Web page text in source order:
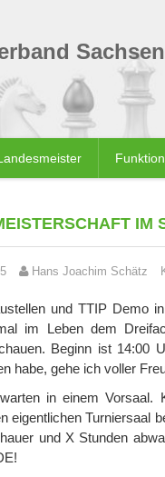
IM
Hans Joachim Schätz
und TTIP Demo
im Leben dem
Beginn ist 14:00
habe, gehe ich voller
in einem
eigentlichen Turniersaal
und X Stunden